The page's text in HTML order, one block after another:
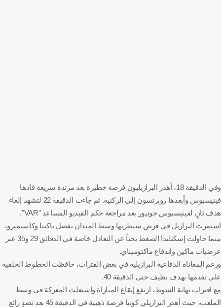
وفي الدقيقة 18، أهدر البرازيليون فرصة خطيرة بعد مرتدة سريعة قادها
فينيسيوس وأبعدها روبرتسون إلى الركنية. ثم جاءت الدقيقة 22 لتشهد إلغاء
هدف ثانٍ لفينيسيوس جونيور بعد مراجعة حكم الفيديو المساعد "VAR".
استمرت البرازيل في فرض سيطرتها وسط الميدان بفضل باكيتا وكاسيميرو،
بينما حاولت إسكتلندا الضغط بحثاً عن التعادل خاصة في الدقائق 29 و35 عبر
عرضيات ماكين واندفاع ماكتوميناي.
ورغم المعاناة الدفاعية البرازيلية في بعض الفترات، حافظت الخطوط الخلفية
على تقدمها بهدف نظيف حتى الدقيقة 40.
مع اقتراب نهاية الشوط، ارتفع إيقاع المباراة واشتعلت المعركة في وسط
الملعب، حيث أهدر البرازيلي كونيا فرصة ذهبية في الدقيقة 45 بعد تصدٍ رائع